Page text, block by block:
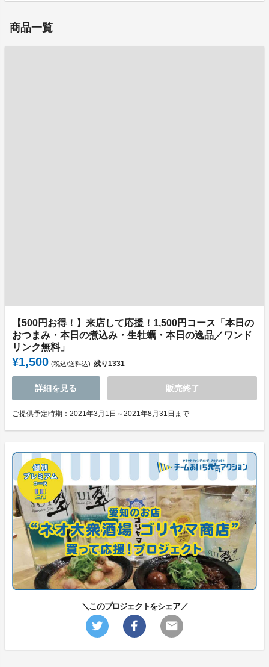
商品一覧
【500円お得！】来店して応援！1,500円コース「本日の
おつまみ・本日の煮込み・生牡蠣・本日の逸品／ワンド
リンク無料」
¥1,500 (税込/送料込) 残り1331
詳細を見る 販売終了
ご提供予定時期：2021年3月1日～2021年8月31日まで
＼このプロジェクトをシェア／